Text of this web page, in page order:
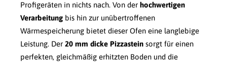
Profigeräten in nichts nach. Von der hochwertigen
Verarbeitung bis hin zur unübertroffenen
Wärmespeicherung bietet dieser Ofen eine langlebige
Leistung. Der 20 mm dicke Pizzastein sorgt für einen
perfekten, gleichmäßig erhitzten Boden und die